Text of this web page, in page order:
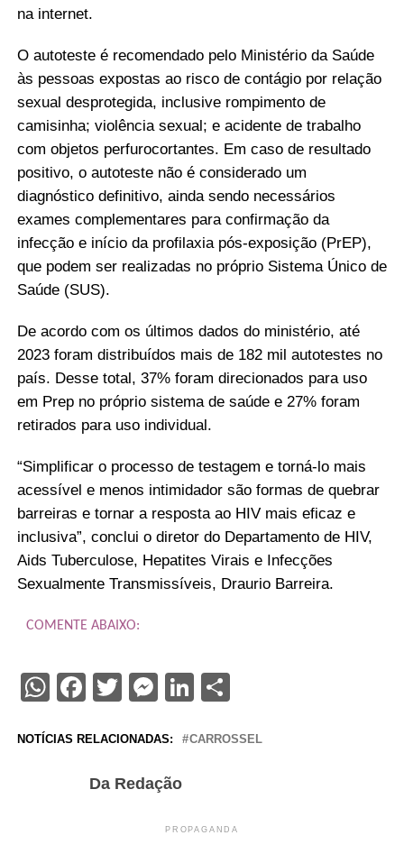
na internet.
O autoteste é recomendado pelo Ministério da Saúde
às pessoas expostas ao risco de contágio por relação
sexual desprotegida, inclusive rompimento de
camisinha; violência sexual; e acidente de trabalho
com objetos perfurocortantes. Em caso de resultado
positivo, o autoteste não é considerado um
diagnóstico definitivo, ainda sendo necessários
exames complementares para confirmação da
infecção e início da profilaxia pós-exposição (PrEP),
que podem ser realizadas no próprio Sistema Único de
Saúde (SUS).
De acordo com os últimos dados do ministério, até
2023 foram distribuídos mais de 182 mil autotestes no
país. Desse total, 37% foram direcionados para uso
em Prep no próprio sistema de saúde e 27% foram
retirados para uso individual.
“Simplificar o processo de testagem e torná-lo mais
acessível e menos intimidador são formas de quebrar
barreiras e tornar a resposta ao HIV mais eficaz e
inclusiva”, conclui o diretor do Departamento de HIV,
Aids Tuberculose, Hepatites Virais e Infecções
Sexualmente Transmissíveis, Draurio Barreira.
COMENTE ABAIXO:
WhatsApp
Facebook
Twitter
Messenger
LinkedIn
Share
NOTÍCIAS RELACIONADAS: CARROSSEL
Da Redação
PROPAGANDA